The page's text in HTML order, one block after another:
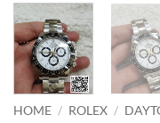
HOME / ROLEX /